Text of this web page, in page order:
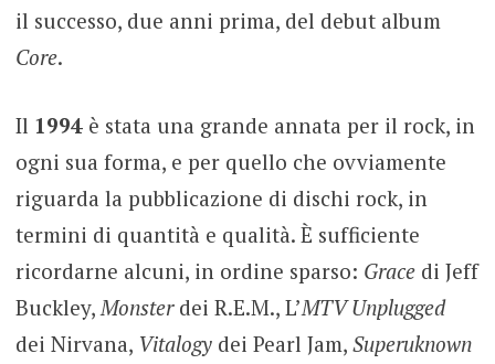
il successo, due anni prima, del debut album
Core.
Il 1994è stata una grande annata per il rock, in
ogni sua forma, e per quello che ovviamente
riguarda la pubblicazione di dischi rock, in
termini di quantità e qualità. È sufficiente
ricordarne alcuni, in ordine sparso: Grace di Jeff
Buckley, Monsterdei R.E.M., L’MTV Unplugged
dei Nirvana, Vitalogy dei Pearl Jam, Superuknown